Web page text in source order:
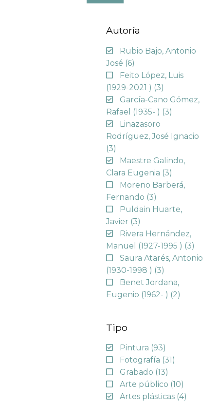
Autoría
Rubio Bajo, Antonio
José (6)
Feito López, Luis
(1929-2021 ) (3)
García-Cano Gómez,
Rafael (1935- ) (3)
Linazasoro
Rodríguez, José Ignacio
(3)
Maestre Galindo,
Clara Eugenia (3)
Moreno Barberá,
Fernando (3)
Puldain Huarte,
Javier (3)
Rivera Hernández,
Manuel (1927-1995 ) (3)
Saura Atarés, Antonio
(1930-1998 ) (3)
Benet Jordana,
Eugenio (1962- ) (2)
Tipo
Pintura (93)
Fotografía (31)
Grabado (13)
Arte público (10)
Artes plásticas (4)